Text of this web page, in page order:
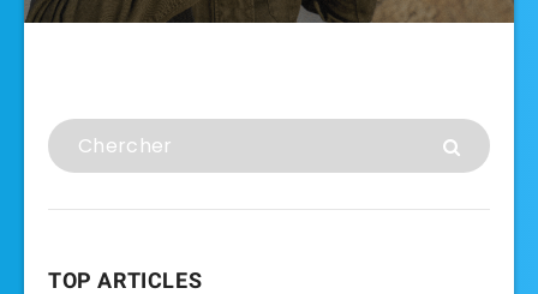
TOP ARTICLES